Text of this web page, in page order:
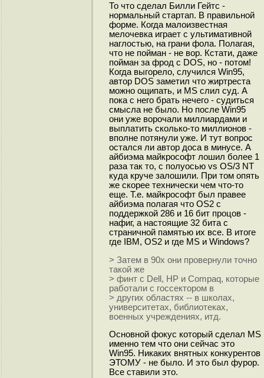
То что сделал Билли Гейтс -
нормальный стартап. В правильной
форме. Когда малоизвестная
мелочевка играет с ультимативной
наглостью, на грани фола. Полагая,
что не пойман - не вор. Кстати, даже
пойман за фрод с DOS, но - потом!
Когда выгорело, случился Win95,
автор DOS заметил что жиртреста
можно ощипать, и MS слил суд. А
пока с него брать нечего - судиться
смысла не было. Но после Win95
они уже ворочали миллиардами и
выплатить сколько-то миллионов -
вполне потянули уже. И тут вопрос
остался ли автор доса в минусе. А
айбиэма майкрософт лошил более 1
раза так то, с полуосью vs OS/3 NT
куда круче залошили. При том опять
же скорее технически чем что-то
еще. Т.е. майкрософт был правее
айбиэма полагая что OS2 с
поддержкой 286 и 16 бит процов -
нафиг, а настоящие 32 бита с
страничной памятью их все. В итоге
где IBM, OS2 и где MS и Windows?
> Затем в 90х они провернули точно
такой же
> финт с Dell, HP и Compaq, которые
работали с госсектором в
> других областях -- в школах,
университетах, библиотеках,
военных учреждениях, итд.
Основной фокус который сделал MS
именно тем что они сейчас это
Win95. Никаких внятных конкурентов
ЭТОМУ - не было. И это был фурор.
Все ставили это.